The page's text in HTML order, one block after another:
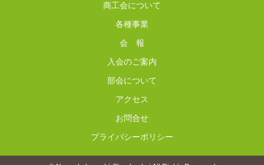
商工会について
各種事業
会 報
入会のご案内
部会について
アクセス
お問合せ
プライバシーポリシー